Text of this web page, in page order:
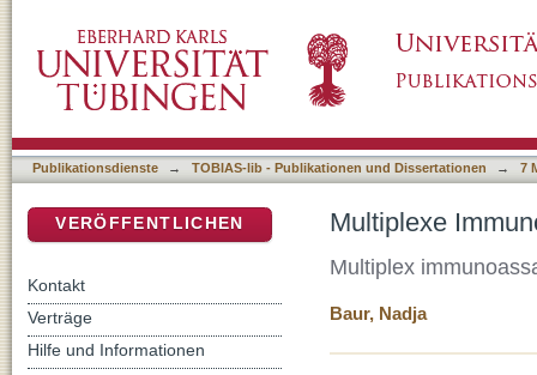
Publikationsdienste → TOBIAS-lib - Publikationen und Dissertationen → 7
Multiplexe
Multiplex
Baur, Nadja
VERÖFFENTLICHEN
Kontakt
Verträge
Hilfe und Informationen